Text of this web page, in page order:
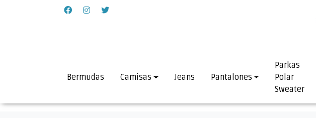
Bermudas Camisas Jeans Pantalones
Parkas
Polar
Sweater